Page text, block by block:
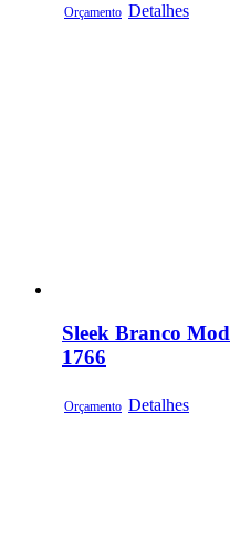
Orçamento Detalhes
Sleek Branco
1766
Orçamento Detalhes